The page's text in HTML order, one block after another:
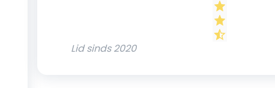
Lid sinds 2020